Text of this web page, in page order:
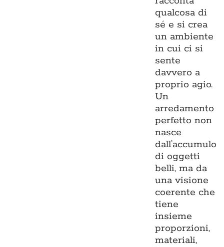
qualcosa di
sé e si crea
un ambiente
in cui ci si
sente
davvero a
proprio agio.
Un
arredamento
perfetto non
nasce
dall’accumulo
di oggetti
belli, ma da
una visione
coerente che
tiene
insieme
proporzioni,
materiali,